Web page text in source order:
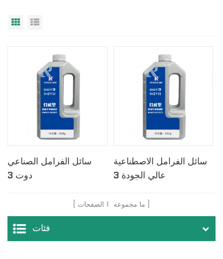
عرض شبكي
سائل الفرامل الصناعي
دوت 3
سائل الفرامل الاصطناعية
عالي الجودة 3
ما مجموعه 1 الصفحات
فئات